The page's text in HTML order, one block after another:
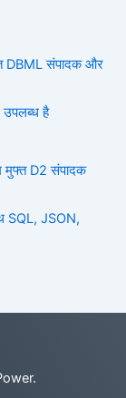
DBML संपादक और
है
मुफ्त D2 संपादक
SQL, JSON,